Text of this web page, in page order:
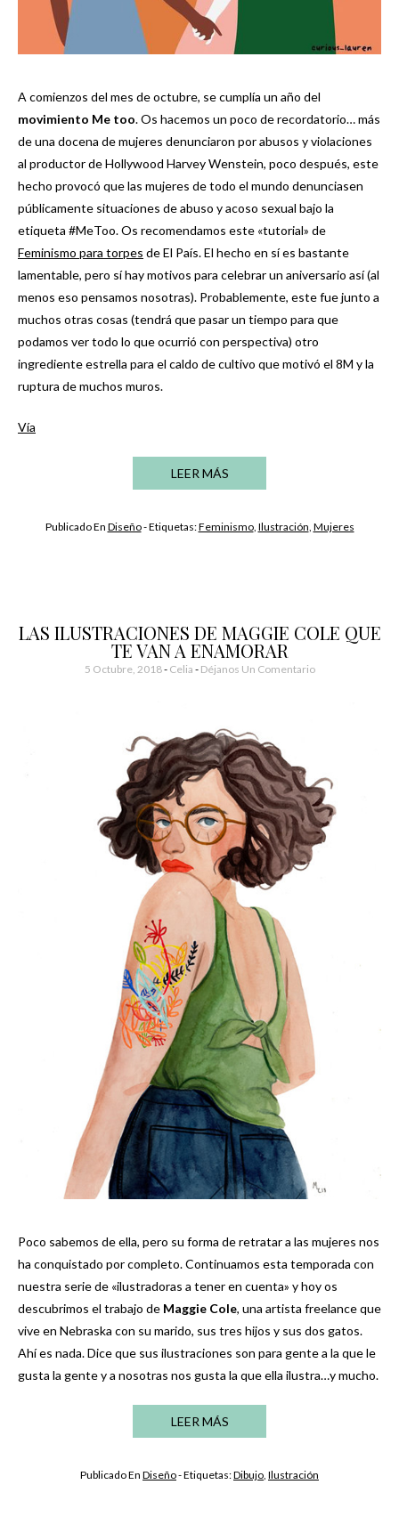
A comienzos del mes de octubre, se cumplía un año del
movimiento Me too. Os hacemos un poco de recordatorio… más
de una docena de mujeres denunciaron por abusos y violaciones
al productor de Hollywood Harvey Wenstein, poco después, este
hecho provocó que las mujeres de todo el mundo denunciasen
públicamente situaciones de abuso y acoso sexual bajo la
etiqueta #MeToo. Os recomendamos este «tutorial» de
Feminismo para torpes de El País. El hecho en sí es bastante
lamentable, pero sí hay motivos para celebrar un aniversario así (al
menos eso pensamos nosotras). Probablemente, este fue junto a
muchos otras cosas (tendrá que pasar un tiempo para que
podamos ver todo lo que ocurrió con perspectiva) otro
ingrediente estrella para el caldo de cultivo que motivó el 8M y la
ruptura de muchos muros.
Vía
LEER MÁS
Publicado En Diseño- Etiquetas:Feminismo, Ilustración Mujeres
LAS ILUSTRACIONES DE MAGGIE COLE QUE
TE VAN A ENAMORAR
5 Octubre, 2018- Celia Déjanos Un Comentario
Poco sabemos de ella, pero su forma de retratar a las mujeres nos
ha conquistado por completo. Continuamos esta temporada con
nuestra serie de «ilustradoras a tener en cuenta» y hoy os
descubrimos el trabajo de Maggie Cole, una artista freelance que
vive en Nebraska con su marido, sus tres hijos y sus dos gatos.
Ahí es nada. Dice que sus ilustraciones son para gente a la que le
gusta la gente y a nosotras nos gusta la que ella ilustra…y mucho.
LEER MÁS
Publicado En Diseño- Etiquetas:Dibujo, Ilustración